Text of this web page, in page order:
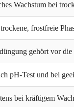
Wachstum bei
frostfreie
gehört vor
pH-Test und bei
bei kräftigem